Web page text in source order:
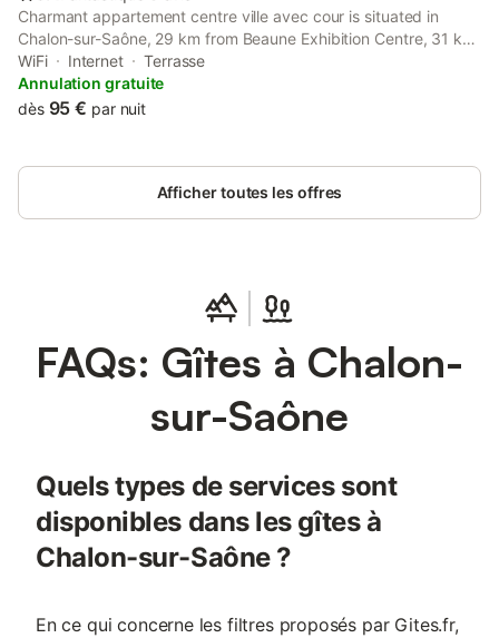
Charmant appartement centre ville avec cour is situated in
Chalon-sur-Saône, 29 km from Beaune Exhibition Centre, 31 km
from Beaune Train Station, and 31 km from Hospices Civils de
Beaune.
WiFi Internet
Terrasse
Annulation gratuite
dès 95 € par nuit
Afficher toutes les offres
FAQs: Gîtes à Chalon-
sur-Saône
Quels types de services sont
disponibles dans les gîtes à
Chalon-sur-Saône ?
En ce qui concerne les filtres proposés par Gites.fr,